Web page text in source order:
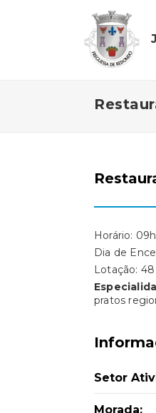
Horário:
Dia de
Lotação:
pratos
Setor
Morada: